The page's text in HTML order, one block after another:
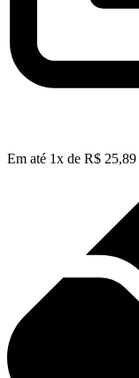
Em até 1x de R$ 25,89